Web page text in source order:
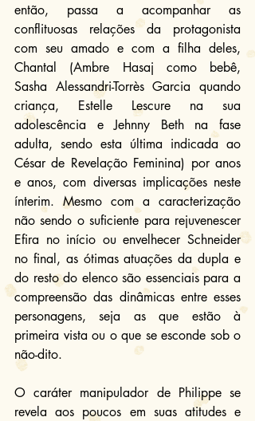
então, passa a acompanhar as
conflituosas relações da protagonista
com seu amado e com a filha deles,
Chantal (Ambre Hasaj como bebê,
Sasha Alessandri-Torrès Garcia quando
criança, Estelle Lescure na sua
adolescência e Jehnny Beth na fase
adulta, sendo esta última indicada ao
César de Revelação Feminina) por anos
e anos, com diversas implicações neste
ínterim. Mesmo com a caracterização
não sendo o suficiente para rejuvenescer
Efira no início ou envelhecer Schneider
no final, as ótimas atuações da dupla e
do resto do elenco são essenciais para a
compreensão das dinâmicas entre esses
personagens, seja as que estão à
primeira vista ou o que se esconde sob o
não-dito.
O caráter manipulador de Philippe se
revela aos poucos em suas atitudes e